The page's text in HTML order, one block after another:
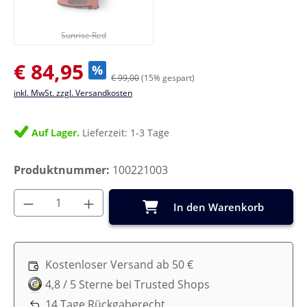
Sunrise Red
Verkaufspreis:
€ 84,95 % € 99,00(15% gespart)
inkl. MwSt. zzgl. Versandkosten
Auf Lager. Lieferzeit: 1-3 Tage
Produktnummer: 100221003
Produkt Anzahl: Gib den gewünschten
In den Warenkorb
Kostenloser Versand ab 50 €
4,8 / 5 Sterne bei Trusted Shops